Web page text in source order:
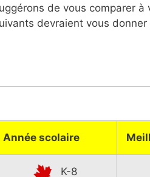
de vous comparer
devraient vous
Année scolaire
K-8